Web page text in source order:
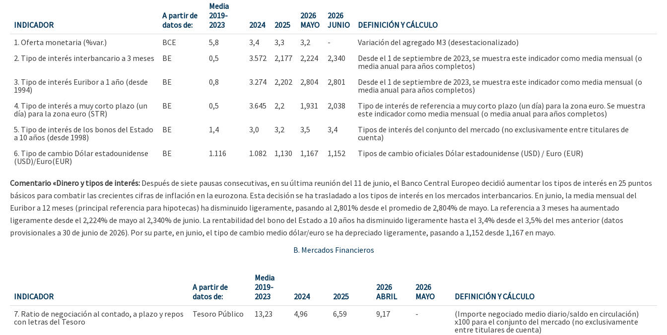
INDICADOR
A partir de
datos de:
Media
2019-
2023
2024 2025
2026
MAYO
2026
JUNIO
DEFINICIÓN Y CÁLCULO
1. Oferta monetaria (%var.)
BCE 5,8 3,4 3,3 3,2 -
Variación del agregado M3 (desestacionalizado)
2. Tipo de interés interbancario a 3 meses
BE 0,5 3.572 2,177 2,224 2,340
Desde el 1 de septiembre de 2023, se muestra este indicador como media mensual (o
media anual para años completos)
3. Tipo de interés Euribor a 1 año (desde
1994)
BE 0,8 3.274 2,202 2,804 2,801
Desde el 1 de septiembre de 2023, se muestra este indicador como media mensual (o
media anual para años completos)
4. Tipo de interés a muy corto plazo (un
día) para la zona euro (STR)
BE 0,5 3.645 2,2 1,931 2,038
Tipo de interés de referencia a muy corto plazo (un día) para la zona euro. Se muestra
este indicador como media mensual (o media anual para años completos)
5. Tipo de interés de los bonos del Estado
a 10 años (desde 1998)
BE 1,4 3,0 3,2 3,5 3,4
Tipos de interés del conjunto del mercado (no exclusivamente entre titulares de
cuenta)
6. Tipo de cambio Dólar estadounidense
(USD)/Euro(EUR)
BE 1.116 1.082 1,130 1,167 1,152 Tipos de cambio oficiales Dólar estadounidense (USD) / Euro (EUR)
Comentario «Dinero y tipos de interés: Después de siete pausas consecutivas, en su última reunión del 11 de junio, el Banco Central Europeo decidió aumentar los tipos de interés en 25 puntos
básicos para combatir las crecientes cifras de inflación en la eurozona. Esta decisión se ha trasladado a los tipos de interés en los mercados interbancarios. En junio, la media mensual del
Euribor a 12 meses (principal referencia para hipotecas) ha disminuido ligeramente, pasando al 2,801% desde el promedio de 2,804% de mayo. La referencia a 3 meses ha aumentado
ligeramente desde el 2,224% de mayo al 2,340% de junio. La rentabilidad del bono del Estado a 10 años ha disminuido ligeramente hasta el 3,4% desde el 3,5% del mes anterior (datos
provisionales a 30 de junio de 2026). Por su parte, en junio, el tipo de cambio medio dólar/euro se ha depreciado ligeramente, pasando a 1,152 desde 1,167 en mayo.
B. Mercados Financieros
INDICADOR
A partir de
datos de:
Media
2019-
2023
2024 2025
2026
ABRIL
2026
MAYO
DEFINICIÓN Y CÁLCULO
7. Ratio de negociación al contado, a plazo y repos
con letras del Tesoro
Tesoro Público 13,23 4,96 6,59 9,17 -
(Importe negociado medio diario/saldo en circulación)
x100 para el conjunto del mercado (no exclusivamente
entre titulares de cuenta)